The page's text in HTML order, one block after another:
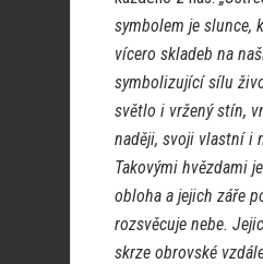
symbolem je slunce,
vícero skladeb na
symbolizující sílu
světlo i vržený stín,
naději, svoji vlastní i
Takovými hvězdami
obloha a jejich záře
rozsvěcuje nebe.
skrze obrovské